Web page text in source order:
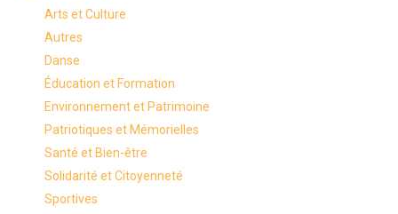
Arts et Culture
Autres
Danse
Éducation et Formation
Environnement et Patrimoine
Patriotiques et Mémorielles
Santé et Bien-être
Solidarité et Citoyenneté
Sportives